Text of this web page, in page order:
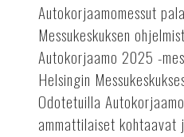
Autokorjaamomessut
Messukeskuksen
Autokorjaamo 2025 -
Helsingin
Odotetuilla
ammattilaiset kohtaavat